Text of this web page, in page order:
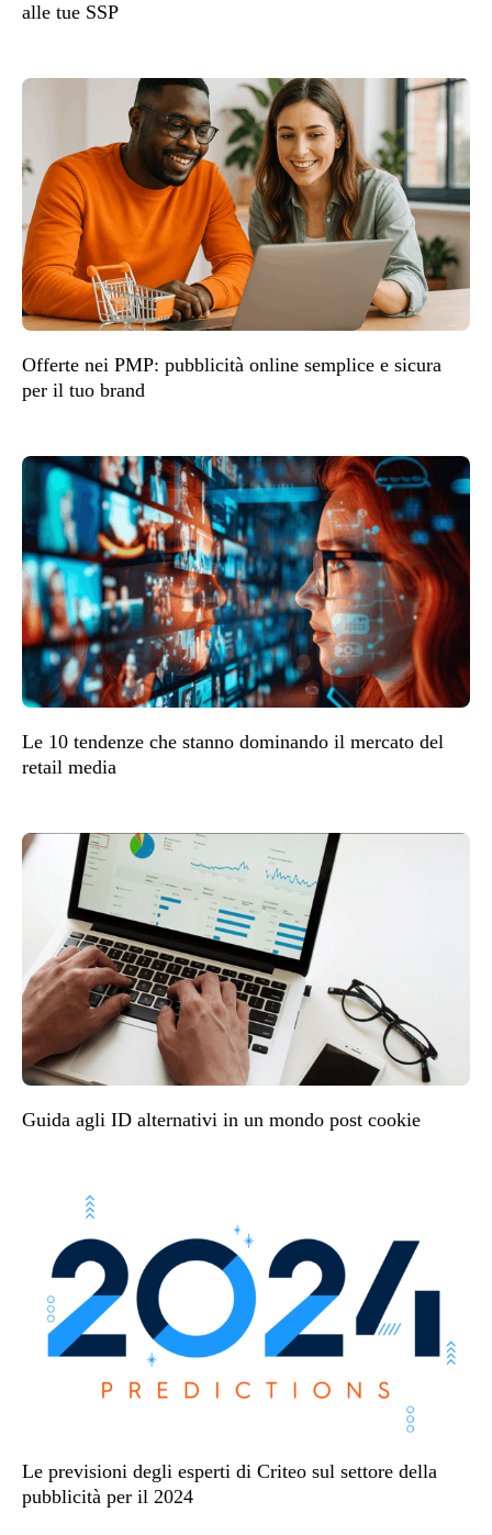
alle tue SSP
Offerte nei PMP: pubblicità online semplice e sicura
per il tuo brand
Le 10 tendenze che stanno dominando il mercato del
retail media
Guida agli ID alternativi in un mondo post cookie
Le previsioni degli esperti di Criteo sul settore della
pubblicità per il 2024